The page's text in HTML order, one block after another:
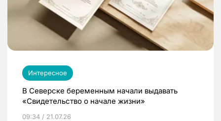
Интересное
В Северске беременным начали выдавать
«Свидетельство о начале жизни»
09:34 / 21.07.26